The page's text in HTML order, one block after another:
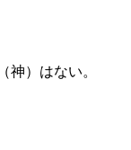
）はない。